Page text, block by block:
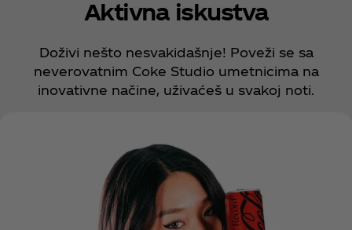
EXPERIENCES
Aktivna iskustva
Doživi nešto nesvakidašnje! Poveži se sa
neverovatnim Coke Studio umetnicima na
inovativne načine, uživaćeš u svakoj noti.